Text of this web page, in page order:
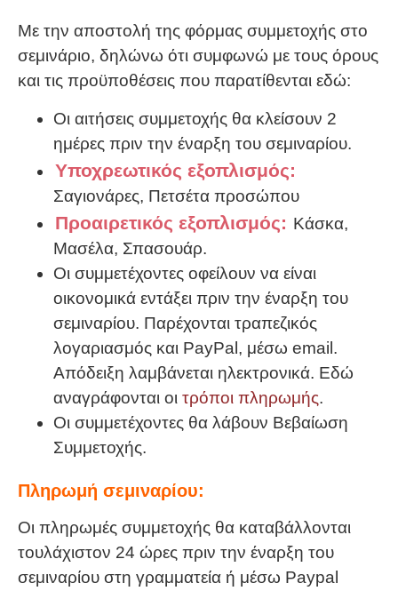
Με την αποστολή της φόρμας συμμετοχής στο
σεμινάριο, δηλώνω ότι συμφωνώ με τους όρους
και τις προϋποθέσεις που παρατίθενται εδώ:
Οι αιτήσεις συμμετοχής θα κλείσουν 2
ημέρες πριν την έναρξη του σεμιναρίου.
Υποχρεωτικός εξοπλισμός:
Σαγιονάρες, Πετσέτα προσώπου
Προαιρετικός εξοπλισμός: Κάσκα,
Μασέλα, Σπασουάρ.
Οι συμμετέχοντες οφείλουν να είναι
οικονομικά εντάξει πριν την έναρξη του
σεμιναρίου. Παρέχονται τραπεζικός
λογαριασμός και PayPal, μέσω email.
Απόδειξη λαμβάνεται ηλεκτρονικά. Εδώ
αναγράφονται οι τρόποι πληρωμής.
Οι συμμετέχοντες θα λάβουν Βεβαίωση
Συμμετοχής.
Πληρωμή σεμιναρίου:
Οι πληρωμές συμμετοχής θα καταβάλλονται
τουλάχιστον 24 ώρες πριν την έναρξη του
σεμιναρίου στη γραμματεία ή μέσω Paypal